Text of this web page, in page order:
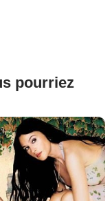
pourriez